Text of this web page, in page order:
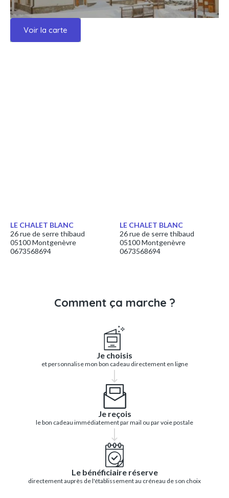
Voir la carte
LE CHALET BLANC
26 rue de serre thibaud
05100 Montgenèvre
0673568694
LE CHALET BLANC
26 rue de serre thibaud
05100 Montgenèvre
0673568694
Comment ça marche ?
Je choisis
et personnalise mon bon cadeau directement en ligne
Je reçois
le bon cadeau immédiatement par mail ou par voie postale
Le bénéficiaire réserve
directement auprès de l'établissement au créneau de son choix